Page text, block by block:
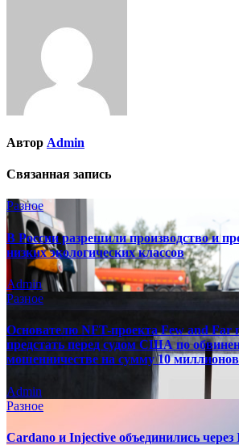
Автор Admin
Связанная запись
Разное
В России разрешили производство и
низких экологических классов
Admin
Разное
Основателю NFT-проекта Few and Far
предстать перед судом США по
мошенничестве на сумму 10
Admin
Разное
Cardano и Injective объединились через